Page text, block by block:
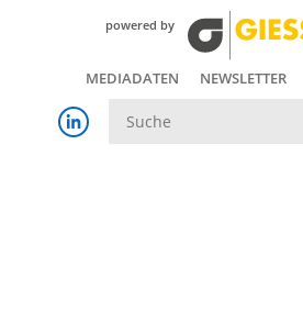
powered by
MEDIADATEN NEWSLETTER